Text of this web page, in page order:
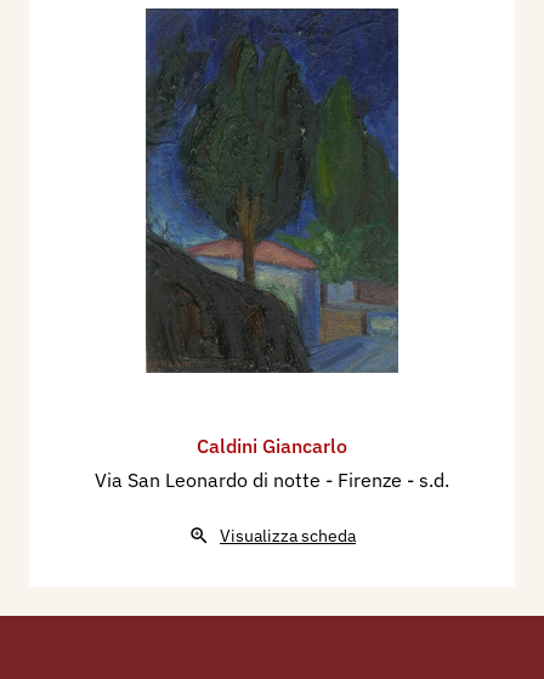
Caldini Giancarlo
Via San Leonardo di notte - Firenze - s.d.
Visualizza scheda